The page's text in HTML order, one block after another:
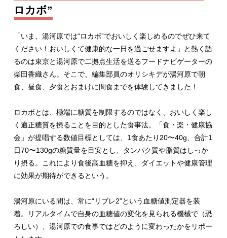
ロカボ”
「いま、湯河原では“ロカボ”でおいしく楽しめるのでぜひ来て
ください！おいしくて健康的な一日を過ごせますよ」と熱く語
るのは東京と湯河原で二拠点生活を送るフードナビゲーターの
柴田香織さん。そこで、編集部員のオリシキデが湯河原で朝
食、昼食、夕食とおまけに間食までを体験してきました！
ロカボとは、極端に糖質を制限するのではなく、 おいしく楽し
く適正糖質を摂ることを目的とした食事法。「食・ 楽・健康協
会」が提唱する数値目標としては、1食あたり20〜40g、合計1
日70〜130gの糖質量を目安とし、
タンパク質や脂質はしっか
り摂る。これにより食後高血糖を抑え、
ダイエットや健康管理
に効果が期待ができるという。
湯河原にいる間は、常に“リブレ2”という血糖値測定器を装
着。リアルタイムで自身の血糖値の変化を見られる機械で（恐
ろしい）、湯河原での食事ではどのように変わったかをリポー